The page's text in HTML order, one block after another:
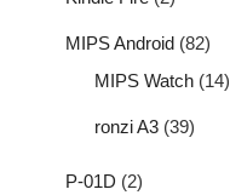
MIPS Android (82)
MIPS Watch (14)
ronzi A3 (39)
P-01D (2)